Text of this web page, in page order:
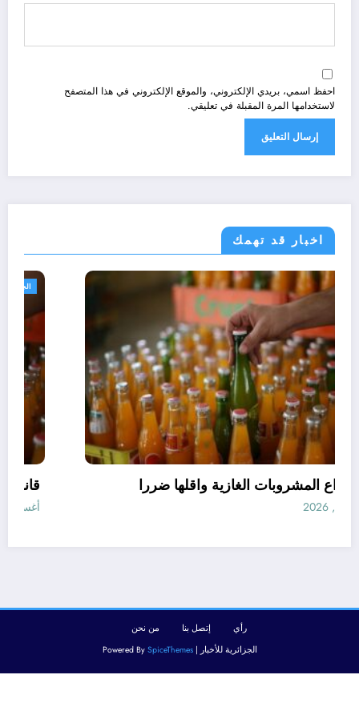
احفظ اسمي، بريدي الإلكتروني، والموقع الإلكتروني في هذا المتصفح
لاستخدامها المرة المقبلة في تعليقي.
اخبار قد تهمك
مجتمع
افضل انواع المشروبات الغازية واقلها ضررا
أغسطس 10, 2026
رأي إتصل بنا
من نحن
الجزائرية للأخبار | Powered BySpiceThemes